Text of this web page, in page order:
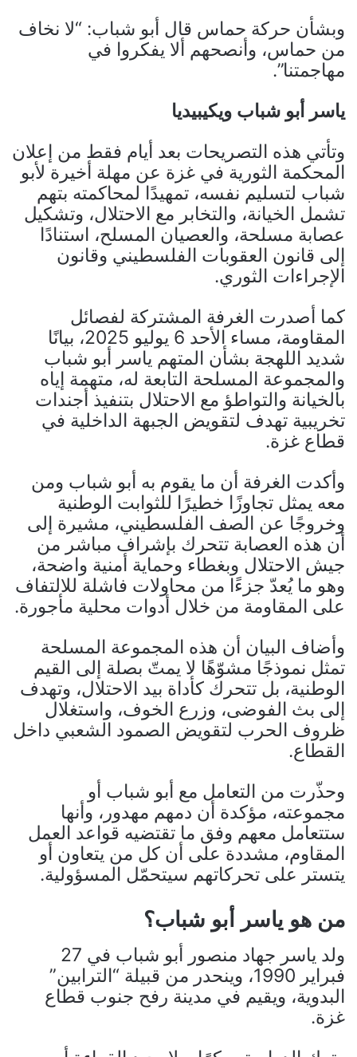
وبشأن حركة حماس قال أبو شباب: “لا نخاف
من حماس، وأنصحهم ألا يفكروا في
مهاجمتنا”.
ياسر أبو شباب ويكيبيديا
وتأتي هذه التصريحات بعد أيام فقط من إعلان
المحكمة الثورية في غزة عن مهلة أخيرة لأبو
شباب لتسليم نفسه، تمهيدًا لمحاكمته بتهم
تشمل الخيانة، والتخابر مع الاحتلال، وتشكيل
عصابة مسلحة، والعصيان المسلح، استنادًا
إلى قانون العقوبات الفلسطيني وقانون
الإجراءات الثوري.
كما أصدرت الغرفة المشتركة لفصائل
المقاومة، مساء الأحد 6 يوليو 2025، بيانًا
شديد اللهجة بشأن المتهم ياسر أبو شباب
والمجموعة المسلحة التابعة له، متهمة إياه
بالخيانة والتواطؤ مع الاحتلال بتنفيذ أجندات
تخريبية تهدف لتقويض الجبهة الداخلية في
قطاع غزة.
وأكدت الغرفة أن ما يقوم به أبو شباب ومن
معه يمثل تجاوزًا خطيرًا للثوابت الوطنية
وخروجًا عن الصف الفلسطيني، مشيرة إلى
أن هذه العصابة تتحرك بإشراف مباشر من
جيش الاحتلال وبغطاء وحماية أمنية واضحة،
وهو ما يُعدّ جزءًا من محاولات فاشلة للالتفاف
على المقاومة من خلال أدوات محلية مأجورة.
وأضاف البيان أن هذه المجموعة المسلحة
تمثل نموذجًا مشوّهًا لا يمتّ بصلة إلى القيم
الوطنية، بل تتحرك كأداة بيد الاحتلال، وتهدف
إلى بث الفوضى، وزرع الخوف، واستغلال
ظروف الحرب لتقويض الصمود الشعبي داخل
القطاع.
وحذّرت من التعامل مع أبو شباب أو
مجموعته، مؤكدة أن دمهم مهدور، وأنها
ستتعامل معهم وفق ما تقتضيه قواعد العمل
المقاوم، مشددة على أن كل من يتعاون أو
يتستر على تحركاتهم سيتحمّل المسؤولية.
من هو ياسر أبو شباب؟
ولد ياسر جهاد منصور أبو شباب في 27
فبراير 1990، وينحدر من قبيلة “الترابين”
البدوية، ويقيم في مدينة رفح جنوب قطاع
غزة.